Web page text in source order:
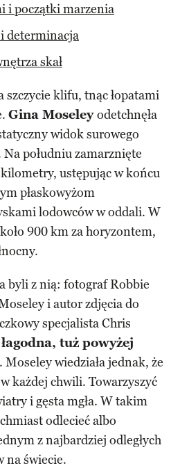
i początki marzenia
determinacja
skał
szczycie klifu, tnąc łopatami
Gina Moseleyodetchnęła
widok surowego
Na południu zamarznięte
ustępując w końcu
płaskowyżom
lodowców w oddali. W
900 km za horyzontem,
byli z nią: fotograf Robbie
i autor zdjęcia do
specjalista Chris
tuż powyżej
Moseley wiedziała jednak, że
każdej chwili. Towarzyszyć
i gęsta mgła. W takim
odlecieć albo
z najbardziej odległych
na świecie.